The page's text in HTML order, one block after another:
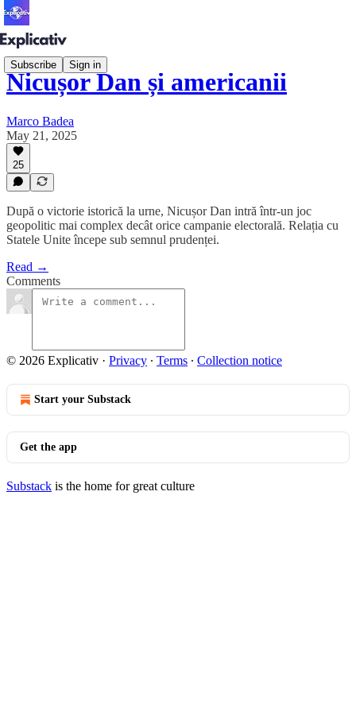
Subscribe Sign in
Nicușor Dan și americanii
Marco Badea
May 21, 2025
25
După o victorie istorică la urne, Nicușor Dan intră într-un joc
geopolitic mai complex decât orice campanie electorală. Relația cu
Statele Unite începe sub semnul prudenței.
Read →
Comments
© 2026 Explicativ · Privacy ∙ Terms ∙ Collection notice
Start your Substack
Get the app
Substack is the home for great culture